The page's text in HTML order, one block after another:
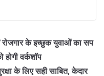
e
रोजगार के इच्छुक युवाओं का सप
वर्कशॉप
के लिए सही साबित, केदार